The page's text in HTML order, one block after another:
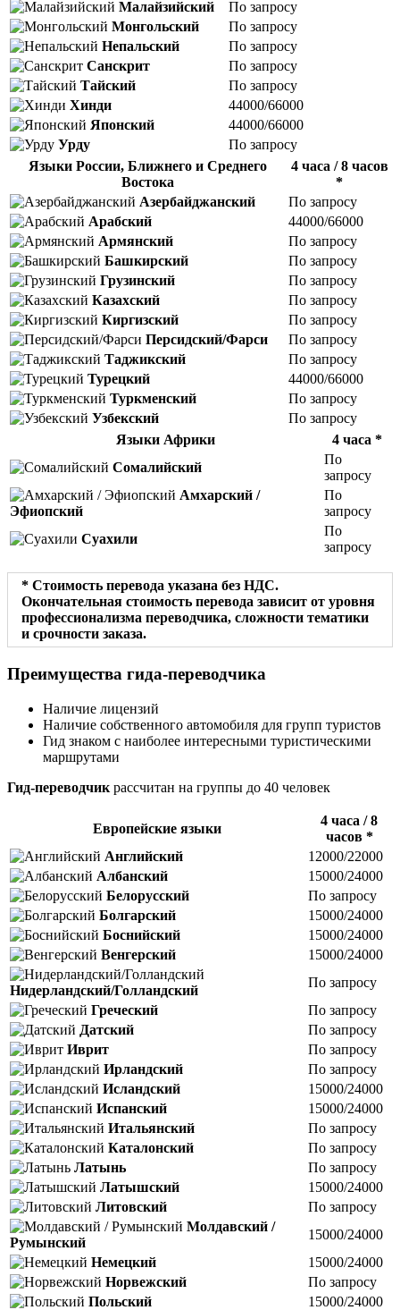
Малайзийский
По запросу
Монгольский
По запросу
Непальский
По запросу
Санскрит
По запросу
Тайский
По запросу
Хинди
44000/66000
Японский
44000/66000
Урду
По запросу
Языки России, Ближнего и Среднего
Востока
4 часа / 8 часов
*
Азербайджанский
По запросу
Арабский
44000/66000
Армянский
По запросу
Башкирский
По запросу
Грузинский
По запросу
Казахский
По запросу
Киргизский
По запросу
Персидский/Фарси
По запросу
Таджикский
По запросу
Турецкий
44000/66000
Туркменский
По запросу
Узбекский
По запросу
Языки Африки
4 часа *
Сомалийский
По
запросу
Амхарский /
Эфиопский
По
запросу
Суахили
По
запросу
* Стоимость перевода указана без НДС.
Окончательная стоимость перевода зависит от уровня
профессионализма переводчика, сложности тематики
и срочности заказа.
Преимущества гида-переводчика
Наличие лицензий
Наличие собственного автомобиля для групп туристов
Гид знаком с наиболее интересными туристическими
маршрутами
Гид-переводчик расcчитан на группы до 40 человек
Европейские языки
4 часа / 8
часов *
Английский
12000/22000
Албанский
15000/24000
Белорусский
По запросу
Болгарский
15000/24000
Боснийский
15000/24000
Венгерский
15000/24000
Нидерландский/Голландский
По запросу
Греческий
По запросу
Датский
По запросу
Иврит
По запросу
Ирландский
По запросу
Исландский
15000/24000
Испанский
15000/24000
Итальянский
По запросу
Каталонский
По запросу
Латынь
По запросу
Латышский
15000/24000
Литовский
По запросу
Молдавский /
Румынский
15000/24000
Немецкий
15000/24000
Норвежский
По запросу
Польский
15000/24000